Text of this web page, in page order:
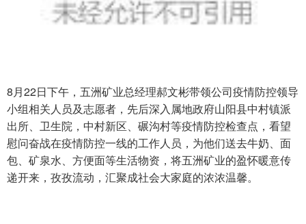
8月22日下午，五洲矿业总经理郝文彬带领公司疫情防控领导
小组相关人员及志愿者，先后深入属地政府山阳县中村镇派
出所、卫生院，中村新区、碾沟村等疫情防控检查点，看望
慰问奋战在疫情防控一线的工作人员，为他们送去牛奶、面
包、矿泉水、方便面等生活物资，将五洲矿业的盈怀暖意传
递开来，孜孜流动，汇聚成社会大家庭的浓浓温馨。